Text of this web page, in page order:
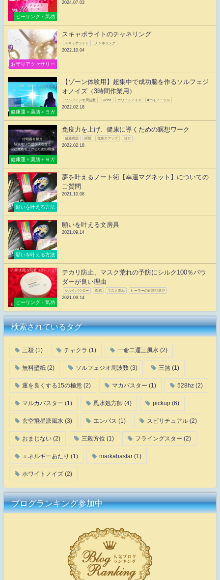
ヒーリング・気功
2024.07.03
お守りアクセサリー
スキャポライトのチャネリング
スキャポライト チャネリング
2022.10.04
健康運＋薬膳＋ヨガ
【ゾーン体験用】超集中で成功脳を作るソルフェジ
オノイズ（3時間作業用）
ソルフェジオ周波数 528hz ホワイトノイズ #バイノーラル
2022.02.18
健康運＋薬膳＋ヨガ
免疫力を上げ、健康に導くための瞑想ワーク
超越瞑想 瞑想 免疫力アップ ヨガ
2022.02.18
願いを叶える方法
夢を叶えるノート術【幸運マグネット】についての
ご質問
2021.10.08
願いを叶える方法
願いを叶える文房具
2021.09.14
ヒーリング・気功
テカリ防止、マスク荒れの予防にシルク100％パウ
ダーが良い理由
シルクパウダー 直感 マスク荒れ ヒーラーの化粧品選び
2021.09.14
検索されているタグ
三殺 (1) チャクラ (1) 一命二運三風水 (2)
無料壁紙 (2) ソルフェジオ周波数 (3) 三煞 (1)
運を良くする15の極意 (2) マカバスター (1) 528hz (2)
マルカバスター (1) 風水処方師 (4) pickup (6)
玄空飛星派風水 (3) エンパス (1) スピリチュアル (2)
おまじない (2) 三殺方位 (1) フライングスター (2)
エネルギーあたり (1) markabastar (1)
ホワイトノイズ (2)
ブログランキング参加中